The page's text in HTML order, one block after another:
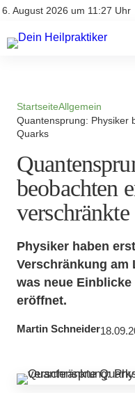
6. August 2026 um 11:27 Uhr
Impressum
Natürliche Medizin
Heilpflanzen &
StartseiteAllgemein
Quantensprung: Physiker
Quarks
beobachten
Physiker haben
Verschränkung am
was neue
eröffnet.
Martin Schneider